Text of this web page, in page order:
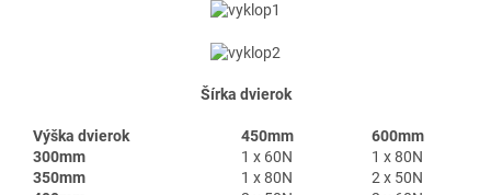
Šírka dvierok
Výška dvierok 450mm
600mm
300mm
1 x 60N
1 x 80N
350mm
1 x 80N
2 x 50N